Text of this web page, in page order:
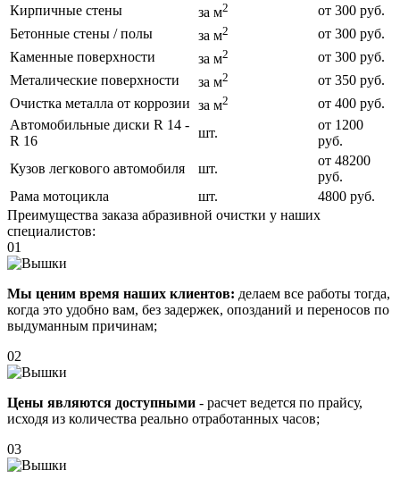
Кирпичные стены
за м2
от 300 руб.
Бетонные стены / полы
за м2
от 300 руб.
Каменные поверхности
за м2
от 300 руб.
Металические поверхности
за м2
от 350 руб.
Очистка металла от коррозии за м2
от 400 руб.
Автомобильные диски R 14 -
R 16
шт.
от 1200
руб.
Кузов легкового автомобиля
шт.
от 48200
руб.
Рама мотоцикла
шт.
4800 руб.
Преимущества заказа абразивной очистки у наших
специалистов:
01
Мы ценим время наших клиентов: делаем все работы тогда,
когда это удобно вам, без задержек, опозданий и переносов по
выдуманным причинам;
02
Цены являются доступными - расчет ведется по прайсу,
исходя из количества реально отработанных часов;
03